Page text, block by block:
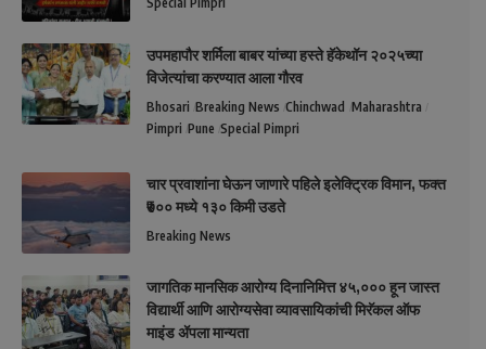
उपमहापौर शर्मिला बाबर यांच्या हस्ते हॅकेथॉन २०२५च्या
विजेत्यांचा करण्यात आला गौरव
Bhosari Breaking News Chinchwad Maharashtra
Pimpri Pune Special Pimpri
चार प्रवाशांना घेऊन जाणारे पहिले इलेक्ट्रिक विमान, फक्त
₹७०० मध्ये १३० किमी उडते
Breaking News
जागतिक मानसिक आरोग्य दिनानिमित्त ४५,००० हून जास्त
विद्यार्थी आणि आरोग्यसेवा व्यावसायिकांची मिरॅकल ऑफ
माइंड ॲपला मान्यता